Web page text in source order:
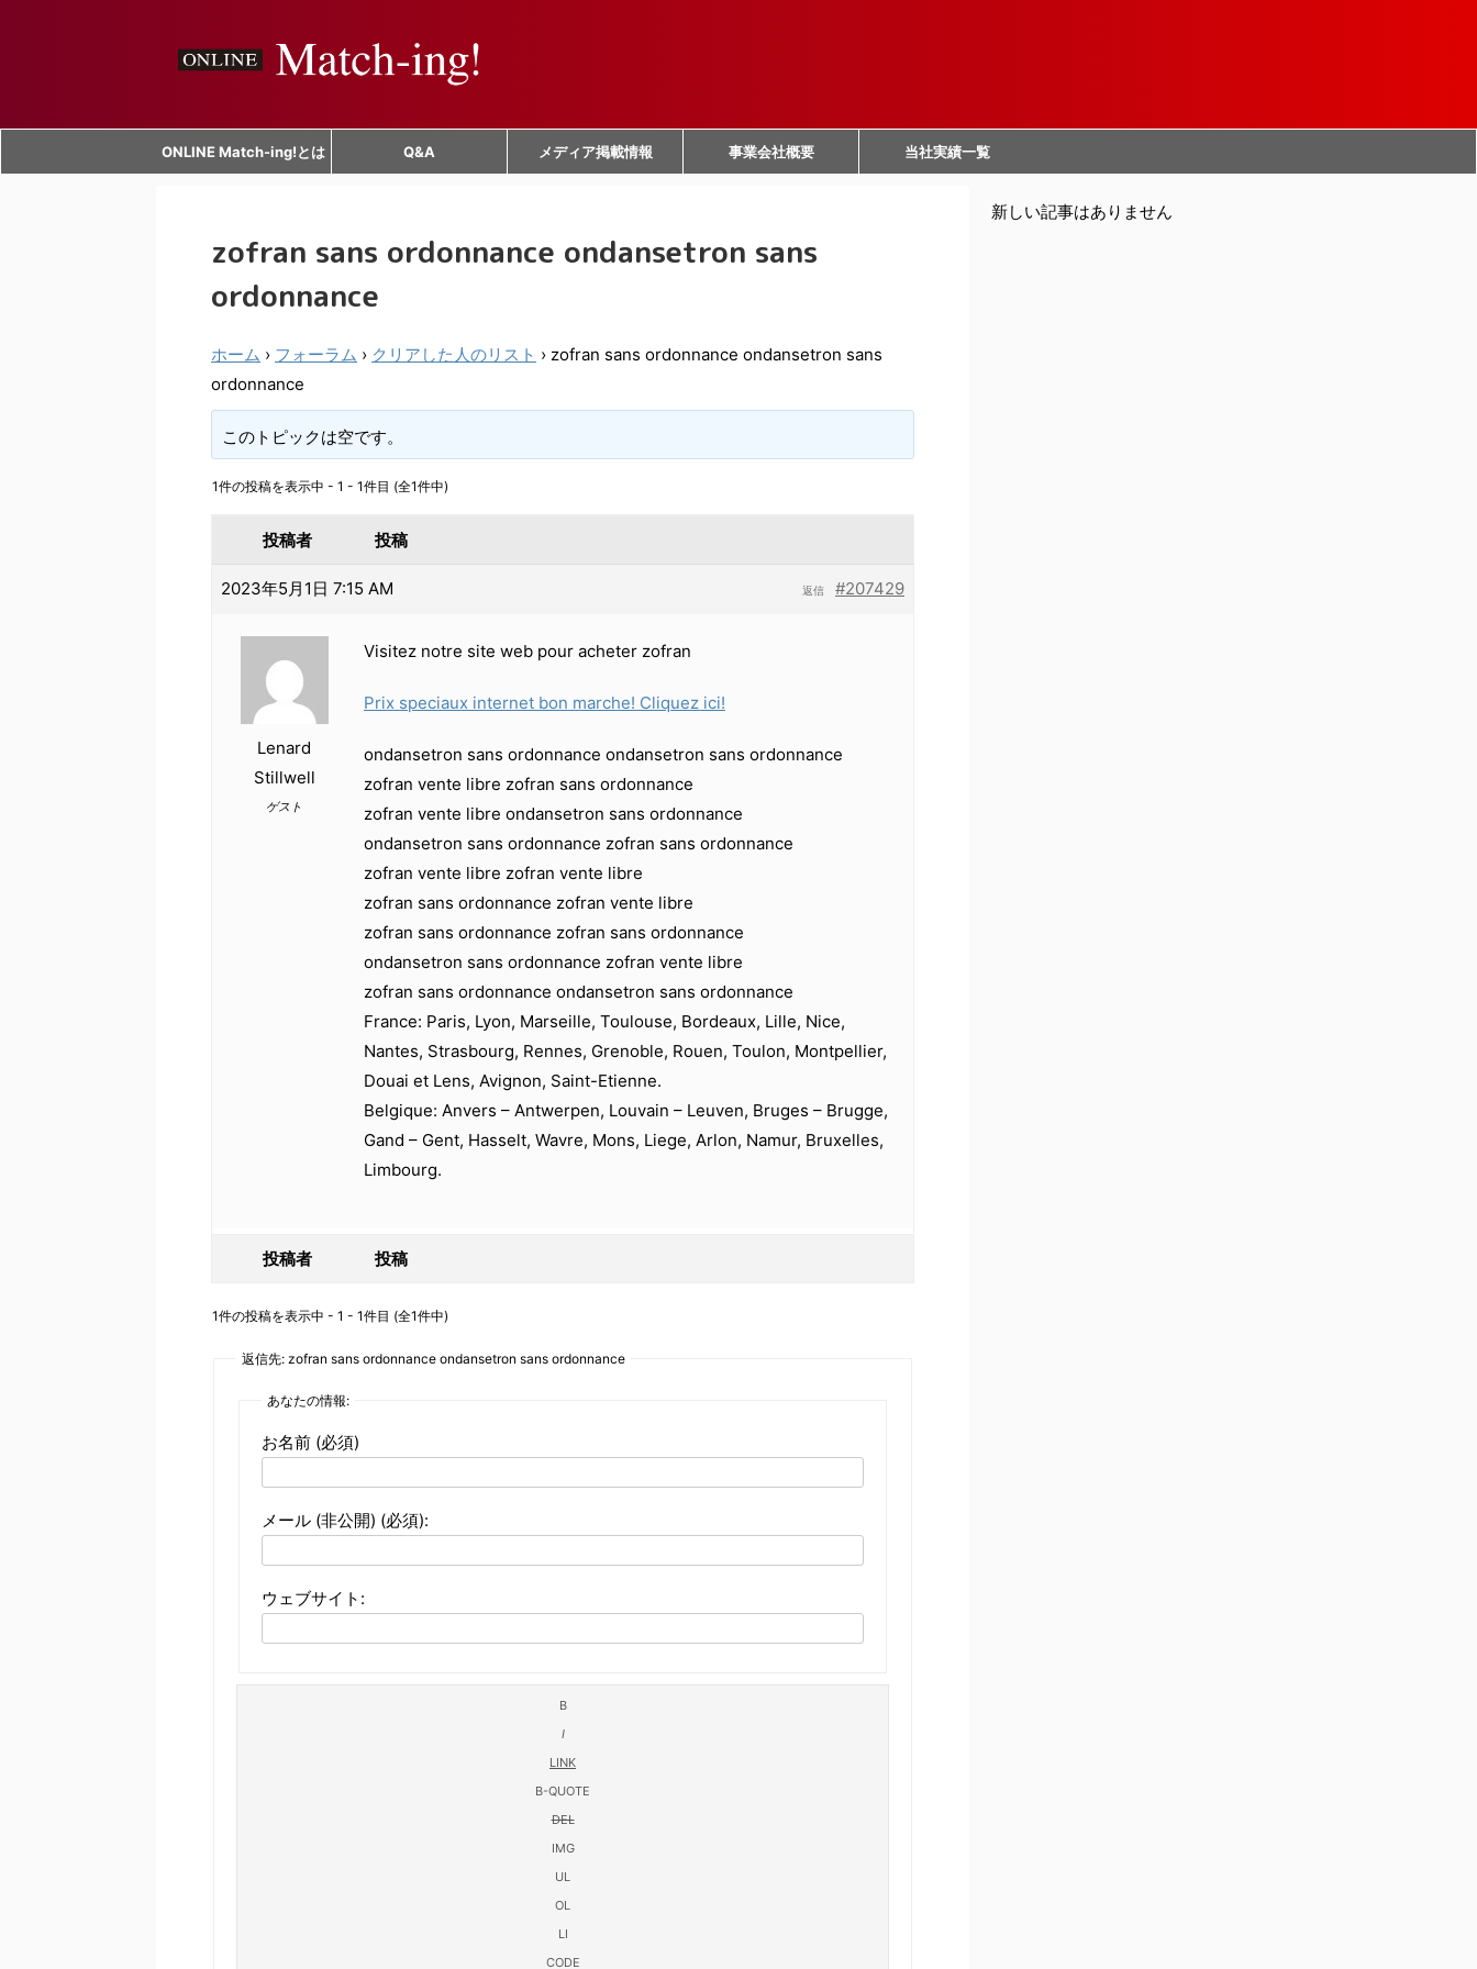
ONLINE Match-ing!とは Q&A メディア掲載情報 事業会社概要 当社実績一覧
zofran sans ordonnance ondansetron sans
ordonnance
ホーム › フォーラム › クリアした人のリスト › zofran sans ordonnance ondansetron sans
ordonnance
このトピックは空です。
1件の投稿を表示中 - 1 - 1件目 (全1件中)
投稿者 投稿
2023年5月1日 7:15 AM #207429
返信
Lenard
Stillwell
ゲスト
Visitez notre site web pour acheter zofran
Prix speciaux internet bon marche! Cliquez ici!
ondansetron sans ordonnance ondansetron sans ordonnance
zofran vente libre zofran sans ordonnance
zofran vente libre ondansetron sans ordonnance
ondansetron sans ordonnance zofran sans ordonnance
zofran vente libre zofran vente libre
zofran sans ordonnance zofran vente libre
zofran sans ordonnance zofran sans ordonnance
ondansetron sans ordonnance zofran vente libre
zofran sans ordonnance ondansetron sans ordonnance
France: Paris, Lyon, Marseille, Toulouse, Bordeaux, Lille, Nice,
Nantes, Strasbourg, Rennes, Grenoble, Rouen, Toulon, Montpellier,
Douai et Lens, Avignon, Saint-Etienne.
Belgique: Anvers – Antwerpen, Louvain – Leuven, Bruges – Brugge,
Gand – Gent, Hasselt, Wavre, Mons, Liege, Arlon, Namur, Bruxelles,
Limbourg.
投稿者 投稿
1件の投稿を表示中 - 1 - 1件目 (全1件中)
返信先: zofran sans ordonnance ondansetron sans ordonnance
あなたの情報:
お名前 (必須)
メール (非公開) (必須):
ウェブサイト:
新しい記事はありません